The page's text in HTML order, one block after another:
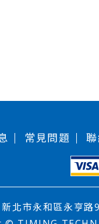
常見問題
北市永和區永亨路